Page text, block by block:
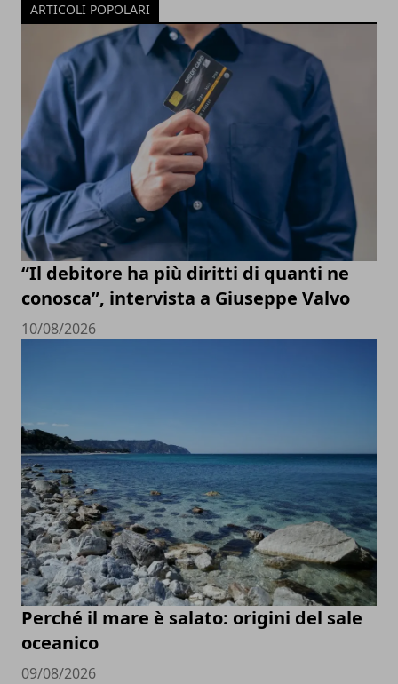
ARTICOLI POPOLARI
“Il debitore ha più diritti di quanti ne
conosca”, intervista a Giuseppe Valvo
10/08/2026
Perché il mare è salato: origini del sale
oceanico
09/08/2026